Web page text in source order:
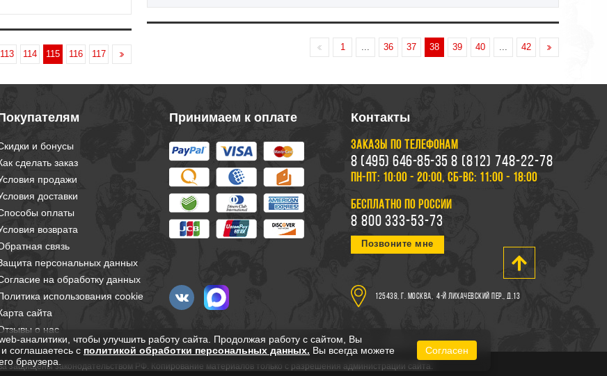
станций метро, придется
113 114 115 116 117
1 36 37 38 39 40 42
и бонусы
сделать заказ
продажи
доставки
оплаты
возврата
связь
персональных данных
на обработку данных
использования cookie
сайта
о нас
Принимаем к оплате Контакты
ЗАКАЗЫ ПО ТЕЛЕФОНАМ
8 (495) 646-85-35 8 (812) 748-22-78
ПН-ПТ: 10:00 - 20:00, СБ-ВС: 11:00 - 18:00
БЕСПЛАТНО ПО РОССИИ
8 800 333-53-73
Позвоните мне
125438, г. Москва, 4-й Лихачевский пер., д.13
защищены законодательством РФ. Копирование материалов только с разрешения администрации сайта.
аналитики, чтобы улучшить работу сайта. Продолжая работу с сайтом, Вы
соглашаетесь с политикой обработки персональных данных. Вы всегда можете
браузера.
Согласен